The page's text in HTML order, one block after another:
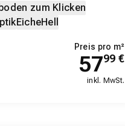
zum Klicken
EicheHell
Preis pro m²
5799 €
inkl. MwSt.